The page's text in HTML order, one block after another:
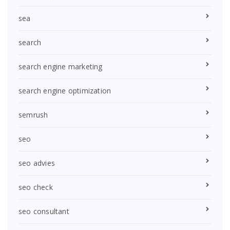
sea
search
search engine marketing
search engine optimization
semrush
seo
seo advies
seo check
seo consultant